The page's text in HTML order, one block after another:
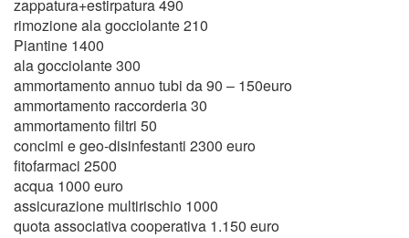
zappatura+estirpatura 490
rimozione ala gocciolante 210
Piantine 1400
ala gocciolante 300
ammortamento annuo tubi da 90 – 150euro
ammortamento raccorderia 30
ammortamento filtri 50
concimi e geo-disinfestanti 2300 euro
fitofarmaci 2500
acqua 1000 euro
assicurazione multirischio 1000
quota associativa cooperativa 1.150 euro